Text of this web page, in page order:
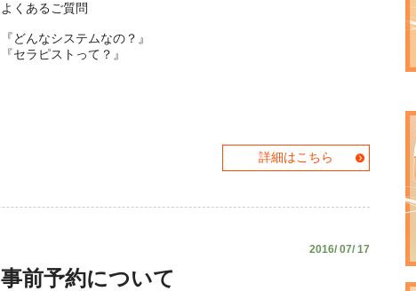
よくあるご質問
『どんなシステムなの？』
『セラピストって？』
詳細はこちら
2016/ 07/ 17
事前予約について